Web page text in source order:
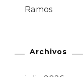
Ramos
Archivos